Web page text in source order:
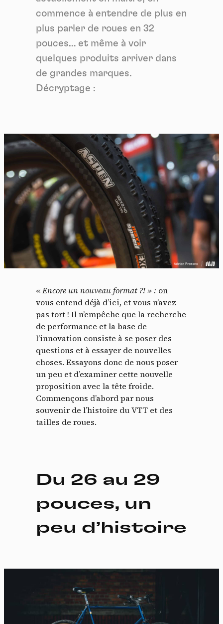
commence à entendre de plus en
plus parler de roues en 32
pouces… et même à voir
quelques produits arriver dans
de grandes marques.
Décryptage :
«Encore un nouveau format ?! » : on
vous entend déjà d’ici, et vous n’avez
pas tort ! Il n’empêche que la recherche
de performance et la base de
l’innovation consiste à se poser des
questions et à essayer de nouvelles
choses. Essayons donc de nous poser
un peu et d’examiner cette nouvelle
proposition avec la tête froide.
Commençons d’abord par nous
souvenir de l’histoire du VTT et des
tailles de roues.
Du 26 au 29
pouces, un
peu d’histoire